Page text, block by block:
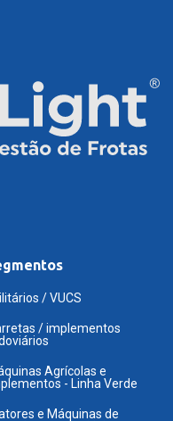
/ VUCS
/ implementos
Agrícolas e
- Linha Verde
e Máquinas de